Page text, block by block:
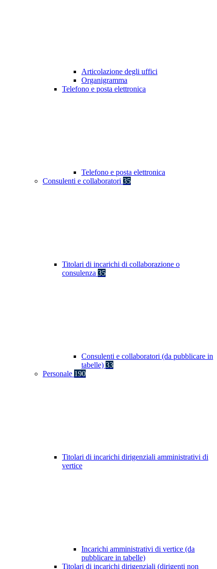
Articolazione degli uffici
Organigramma
Telefono e posta elettronica
Telefono e posta elettronica
Consulenti e collaboratori 35
Titolari di incarichi di collaborazione o
consulenza 35
Consulenti e collaboratori (da pubblicare in
tabelle) 33
Personale 190
Titolari di incarichi dirigenziali amministrativi di
vertice
Incarichi amministrativi di vertice (da
pubblicare in tabelle)
Titolari di incarichi dirigenziali (dirigenti non